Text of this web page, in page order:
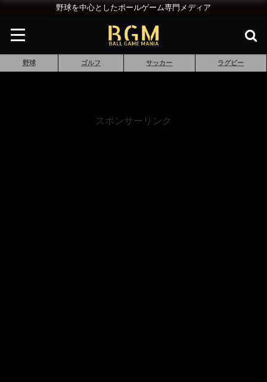
野球を中心としたボールゲーム専門メディア
野球 ゴルフ サッカー ラグビー
スポンサーリンク